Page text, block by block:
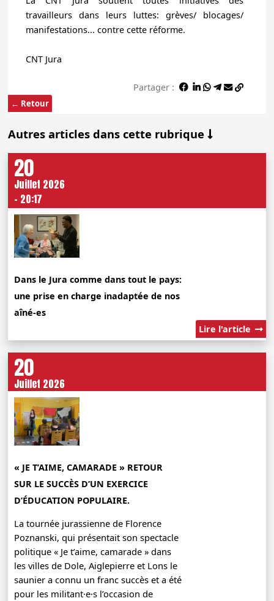
← Retour
travailleurs dans leurs luttes: grèves/ blocages/
manifestations... contre cette réforme.
CNT Jura
Partager :
Autres articles dans cette rubrique
20
Juillet 2026
- 20:17
Dans le Jura comme dans tout le pays:
une prise en charge inadaptée de nos
aîné-es
Lire l'article
20
Juillet 2026
« JE T’AIME, CAMARADE » RETOUR
SUR LE SUCCÈS D’UN EXERCICE
D’ÉDUCATION POPULAIRE.
La tournée jurassienne de Florence
Poznanski, qui présentait son spectacle
politique « Je t’aime, camarade » dans
les villes de Dole, Aiglepierre et Lons le
saunier a connu un franc succès et a été
pour les militant·e·s l’occasion de